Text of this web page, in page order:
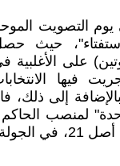
يوم التصويت
حيث
على الأغلبية
فيها
بالإضافة إلى
لمنصب الحاكم